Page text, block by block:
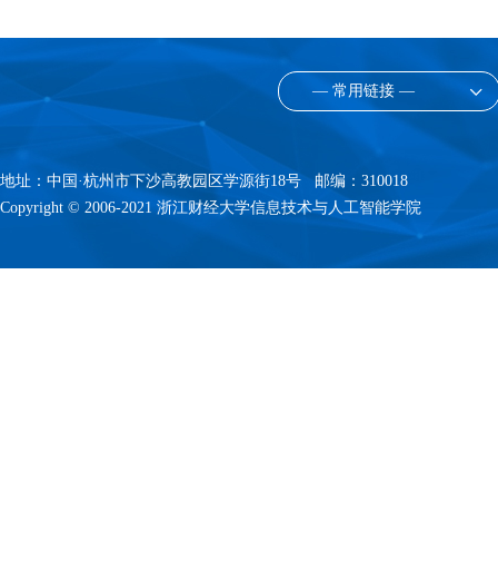
— 常用链接 —
地址：中国·杭州市下沙高教园区学源街18号 邮编：310018
Copyright © 2006-2021 浙江财经大学信息技术与人工智能学院